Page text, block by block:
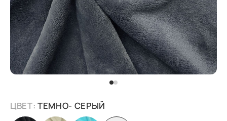
ЦВЕТ:ТЕМНО- СЕРЫЙ